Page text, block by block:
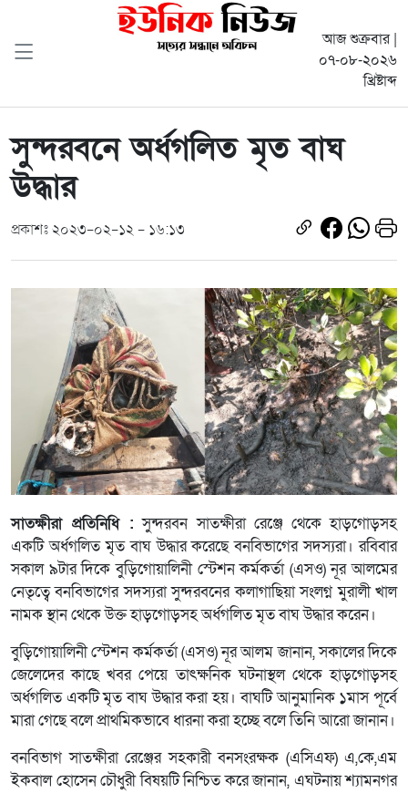
আজ শুক্রবার |
০৭-০৮-২০২৬
খ্রিষ্টাব্দ
সুন্দরবনে অর্ধগলিত মৃত বাঘ
উদ্ধার
প্রকাশঃ ২০২৩-০২-১২ - ১৬:১৩
সাতক্ষীরা প্রতিনিধি : সুন্দরবন সাতক্ষীরা রেঞ্জে থেকে হাড়গোড়সহ
একটি অর্ধগলিত মৃত বাঘ উদ্ধার করেছে বনবিভাগের সদস্যরা। রবিবার
সকাল ৯টার দিকে বুড়িগোয়ালিনী স্টেশন কর্মকর্তা (এসও) নূর আলমের
নেতৃত্বে বনবিভাগের সদস্যরা সুন্দরবনের কলাগাছিয়া সংলগ্ন মুরালী খাল
নামক স্থান থেকে উক্ত হাড়গোড়সহ অর্ধগলিত মৃত বাঘ উদ্ধার করেন।
বুড়িগোয়ালিনী স্টেশন কর্মকর্তা (এসও) নূর আলম জানান, সকালের দিকে
জেলেদের কাছে খবর পেয়ে তাৎক্ষনিক ঘটনাস্থল থেকে হাড়গোড়সহ
অর্ধগলিত একটি মৃত বাঘ উদ্ধার করা হয়। বাঘটি আনুমানিক ১মাস পূর্বে
মারা গেছে বলে প্রাথমিকভাবে ধারনা করা হচ্ছে বলে তিনি আরো জানান।
বনবিভাগ সাতক্ষীরা রেঞ্জের সহকারী বনসংরক্ষক (এসিএফ) এ,কে,এম
ইকবাল হোসেন চৌধুরী বিষয়টি নিশ্চিত করে জানান, এঘটনায় শ্যামনগর